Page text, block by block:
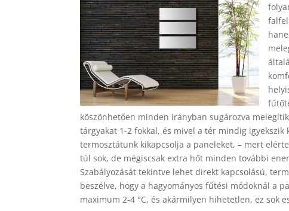
köszönhetően minden irányban sugározva
tárgyakat 1-2 fokkal, és mivel a tér mindig
termosztátunk kikapcsolja a paneleket, – mert
túl sok, de mégiscsak extra hőt minden további
Szabályozását tekintve lehet direkt kapcsolású,
beszélve, hogy a hagyományos fűtési módoknál a
maximum 2-4 °C, és akármilyen hihetetlen, ez sok